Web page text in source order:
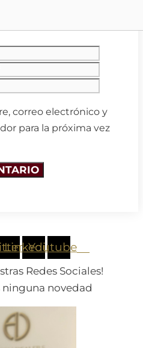
correo electrónico y
para la próxima vez
LinkedinYoutube
stras Redes Sociales!
ninguna novedad